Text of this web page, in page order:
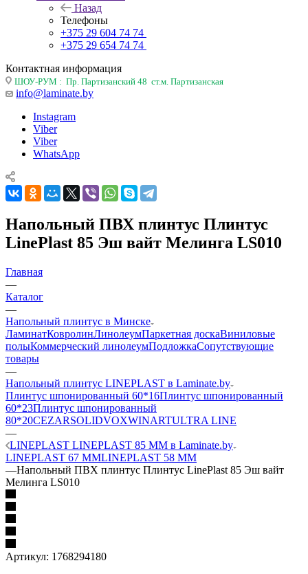
Назад
Телефоны
+375 29 604 74 74
+375 29 654 74 74
Контактная информация
ШОУ-РУМ : Пр. Партизанский 48 ст.м. Партизанская
info@laminate.by
Instagram
Viber
Viber
WhatsApp
Напольный ПВХ плинтус Плинтус
LinePlast 85 Эш вайт Мелинга LS010
Главная
—
Каталог
—
Напольный плинтус в Минске
ЛаминатКовролинЛинолеумПаркетная доскаВиниловые
полыКоммерческий линолеумПодложкаСопутствующие
товары
—
Напольный плинтус LINEPLAST в Laminate.by
Плинтус шпонированный 60*16Плинтус шпонированный
60*23Плинтус шпонированный
80*20CEZARSOLIDVOXWINARTULTRA LINE
—
LINEPLAST LINEPLAST 85 ММ в Laminate.by
LINEPLAST 67 ММLINEPLAST 58 ММ
—Напольный ПВХ плинтус Плинтус LinePlast 85 Эш вайт
Мелинга LS010
Артикул: 1768294180